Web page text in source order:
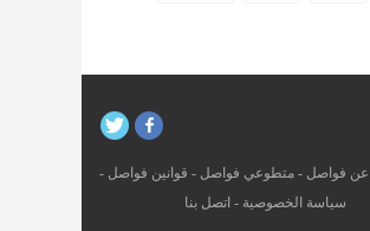
عن فواصل - متطوعي فواصل - قوانين فواصل -
سياسة الخصوصية - اتصل بنا